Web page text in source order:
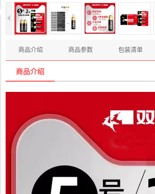
商品介绍 商品参数 包装清单
商品介绍